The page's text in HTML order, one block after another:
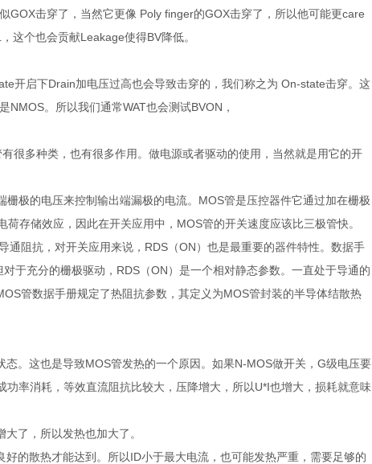
击穿了，当然它更像 Poly finger的GOX击穿了，所以他可能更care
这个也会贡献Leakage使得BV降低。
开启下Drain加电压过高也会导致击穿的，我们称之为 On-state击穿。这
。所以我们通常WAT也会测试BVON，
很多种类，也有很多作用。做电源或者驱动的使用，当然就是用它的开
极的电压来控制输出端漏极的电流。MOS管是压控器件它通过加在栅极
存储效应，因此在开关应用中，MOS管的开关速度应该比三极管快。
阻抗，对开关应用来说，RDS（ON）也是最重要的器件特性。数据手
于充分的栅极驱动，RDS（ON）是一个相对静态参数。一直处于导通的
管数据手册规定了热阻抗参数，其定义为MOS管封装的半导体结散热
。这也是导致MOS管发热的一个原因。如果N-MOS做开关，G级电压要
率消耗，等效直流阻抗比较大，压降增大，所以U*I也增大，损耗就意味
了，所以发热也加大了。
的散热才能达到。所以ID小于最大电流，也可能发热严重，需要足够的